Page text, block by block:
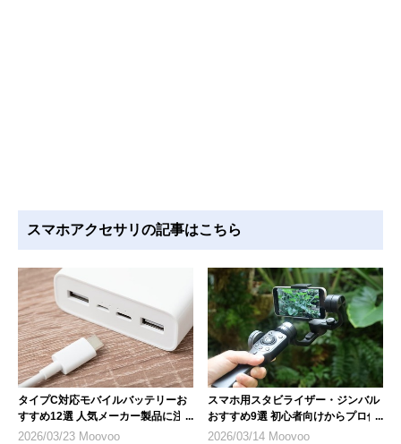
スマホアクセサリの記事はこちら
タイプC対応モバイルバッテリーお
すすめ12選 人気メーカー製品に注
目
2026/03/23 Moovoo
スマホ用スタビライザー・ジンバル
おすすめ9選 初心者向けからプロ仕
様まで
2026/03/14 Moovoo